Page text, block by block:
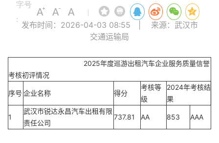
字号
:
|
发布时间：2026-04-03 08:55
来源：武汉市
交通运输局
2025年度巡游出租汽车企业服务质量信誉
考核初评情况
序号 企业名称 得分
考核等
级
2024年考核结
果
1
武汉市锐达永昌汽车出租有限
责任公司
737.81 AA 853 AAA